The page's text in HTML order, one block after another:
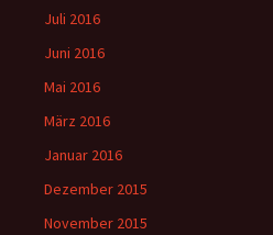
Juli 2016
Juni 2016
Mai 2016
März 2016
Januar 2016
Dezember 2015
November 2015